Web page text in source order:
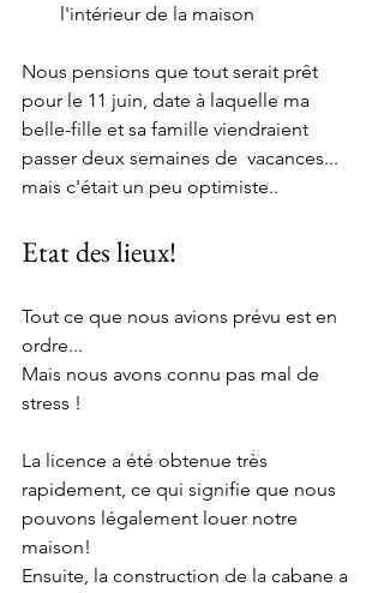
l'intérieur de la maison
Nous pensions que tout serait prêt
pour le 11 juin, date à laquelle ma
belle-fille et sa famille viendraient
passer deux semaines de  vacances...
mais c'était un peu optimiste..
Etat des lieux!
Tout ce que nous avions prévu est en
ordre...
Mais nous avons connu pas mal de
stress !
La licence a été obtenue très
rapidement, ce qui signifie que nous
pouvons légalement louer notre
maison!
Ensuite, la construction de la cabane a